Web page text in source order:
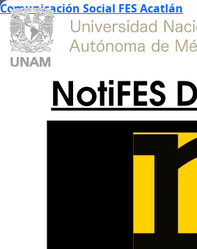
Comunicación Social FES Acatlán
NotiFES